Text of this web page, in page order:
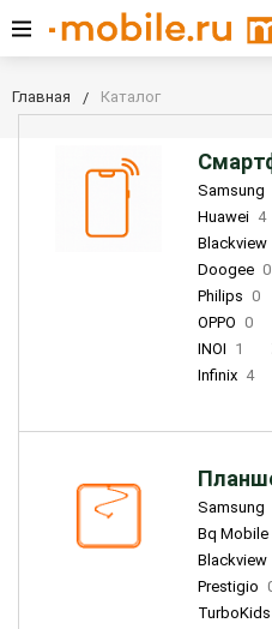
Главная Каталог
Samsung
Huawei 4
Blackview
Doogee 0
Philips 0
OPPO 0
INOI 1
Infinix 4
Samsung
Bq Mobile
Blackview
Prestigio
TurboKids